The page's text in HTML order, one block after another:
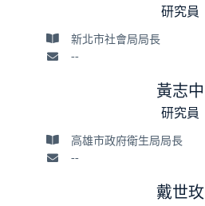
研究員
新北市社會局局長
--
黃志中
研究員
高雄市政府衛生局局長
--
戴世玫